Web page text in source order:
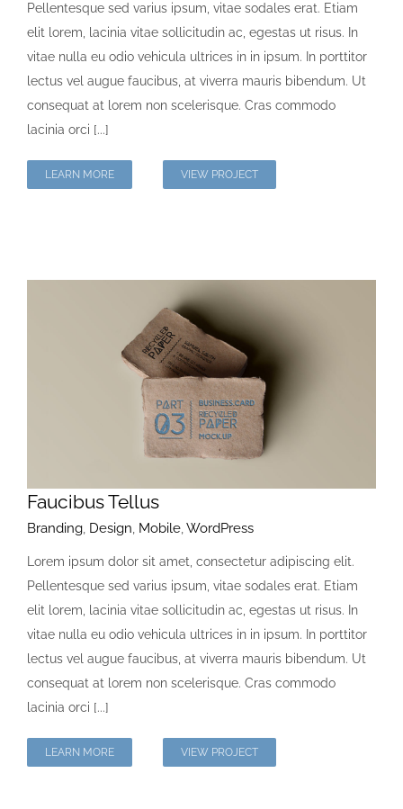
Pellentesque sed varius ipsum, vitae sodales erat. Etiam
elit lorem, lacinia vitae sollicitudin ac, egestas ut risus. In
vitae nulla eu odio vehicula ultrices in in ipsum. In porttitor
lectus vel augue faucibus, at viverra mauris bibendum. Ut
consequat at lorem non scelerisque. Cras commodo
lacinia orci [...]
LEARN MORE VIEW PROJECT
Faucibus Tellus
Branding, Design, Mobile,WordPress
Lorem ipsum dolor sit amet, consectetur adipiscing elit.
Pellentesque sed varius ipsum, vitae sodales erat. Etiam
elit lorem, lacinia vitae sollicitudin ac, egestas ut risus. In
vitae nulla eu odio vehicula ultrices in in ipsum. In porttitor
lectus vel augue faucibus, at viverra mauris bibendum. Ut
consequat at lorem non scelerisque. Cras commodo
lacinia orci [...]
LEARN MORE VIEW PROJECT